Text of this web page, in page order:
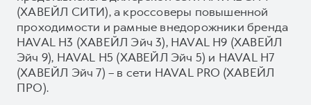
(ХАВЕЙЛ СИТИ), а кроссоверы повышенной
проходимости и рамные внедорожники бренда
HAVAL H3 (ХАВЕЙЛ Эйч 3), HAVAL H9 (ХАВЕЙЛ
Эйч 9), HAVAL H5 (ХАВЕЙЛ Эйч 5) и HAVAL H7
(ХАВЕЙЛ Эйч 7) – в сети HAVAL PRO (ХАВЕЙЛ
ПРО).